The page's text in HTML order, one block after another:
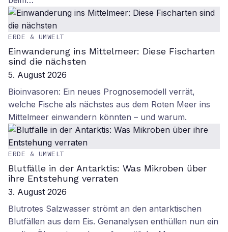
ERDE & UMWELT
Einwanderung ins Mittelmeer: Diese Fischarten
sind die nächsten
5. August 2026
Bioinvasoren: Ein neues Prognosemodell verrät,
welche Fische als nächstes aus dem Roten Meer ins
Mittelmeer einwandern könnten – und warum.
ERDE & UMWELT
Blutfälle in der Antarktis: Was Mikroben über
ihre Entstehung verraten
3. August 2026
Blutrotes Salzwasser strömt an den antarktischen
Blutfällen aus dem Eis. Genanalysen enthüllen nun ein